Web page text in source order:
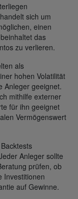
sich um
einen
das
zu verlieren.
als
hohen Volatilität
Anleger geeignet.
mithilfe externer
für ihn geeignet
Vermögenswert
Anleger sollte
prüfen, ob
Investitionen
auf Gewinne.